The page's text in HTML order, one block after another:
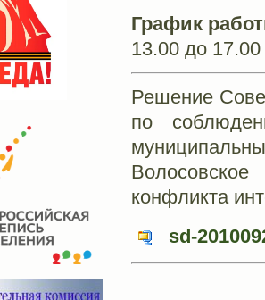
График
13.00 до 17.00
Решение
по
конфликта
sd-